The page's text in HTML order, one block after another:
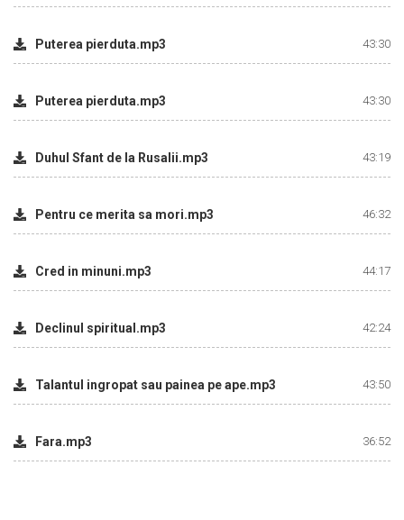
Puterea pierduta.mp3 43:30
Puterea pierduta.mp3 43:30
Duhul Sfant de la Rusalii.mp3 43:19
Pentru ce merita sa mori.mp3 46:32
Cred in minuni.mp3 44:17
Declinul spiritual.mp3 42:24
Talantul ingropat sau painea pe ape.mp3 43:50
Fara.mp3 36:52